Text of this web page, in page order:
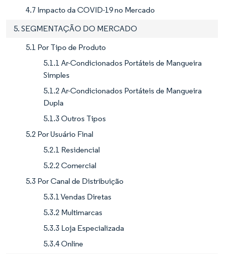
4.7 Impacto da COVID-19 no Mercado
5. SEGMENTAÇÃO DO MERCADO
5.1 Por Tipo de Produto
5.1.1 Ar-Condicionados Portáteis de Mangueira
Simples
5.1.2 Ar-Condicionados Portáteis de Mangueira
Dupla
5.1.3 Outros Tipos
5.2 Por Usuário Final
5.2.1 Residencial
5.2.2 Comercial
5.3 Por Canal de Distribuição
5.3.1 Vendas Diretas
5.3.2 Multimarcas
5.3.3 Loja Especializada
5.3.4 Online